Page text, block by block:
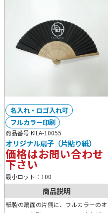
商品番号 KILA-10055
オリジナル扇子（片貼り紙）
価格はお問い合わせ
下さい
最小ロット：100
名入れ・ロゴ入れ可
フルカラー印刷
商品説明
紙製の扇面の片側に、フルカラーのオ